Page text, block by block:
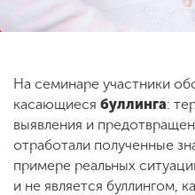
комиссия
+7 (831) 262-26-20
На семинаре участники
касающиеся буллинга:
выявления и
отработали полученные
примере реальных
и не является буллингом,